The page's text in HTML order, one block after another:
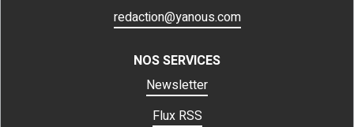
redaction@yanous.com
NOS SERVICES
Newsletter
Flux RSS